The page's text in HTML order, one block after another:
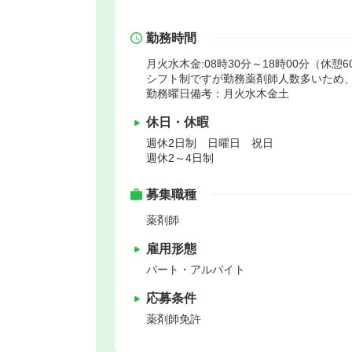
勤務時間
月火水木金:08時30分～18時00分（休憩
シフト制ですが勤務薬剤師人数多いため
勤務曜日備考：月火水木金土
休日・休暇
週休2日制 日曜日 祝日
週休2～4日制
募集職種
薬剤師
雇用形態
パート・アルバイト
応募条件
薬剤師免許